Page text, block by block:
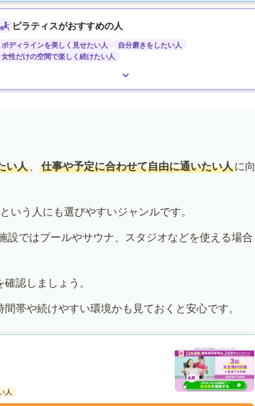
ピラティスがおすすめの人
ボディラインを美しく見せたい人
自分磨きをしたい人
女性だけの空間で楽しく続けたい人
い人 、 仕事や予定に合わせて自由に通いたい人に向
という人にも選びやすいジャンルです。
ではプールやサウナ、スタジオなどを使える場合
認しましょう。
帯や続けやすい環境かも見ておくと安心です。
人